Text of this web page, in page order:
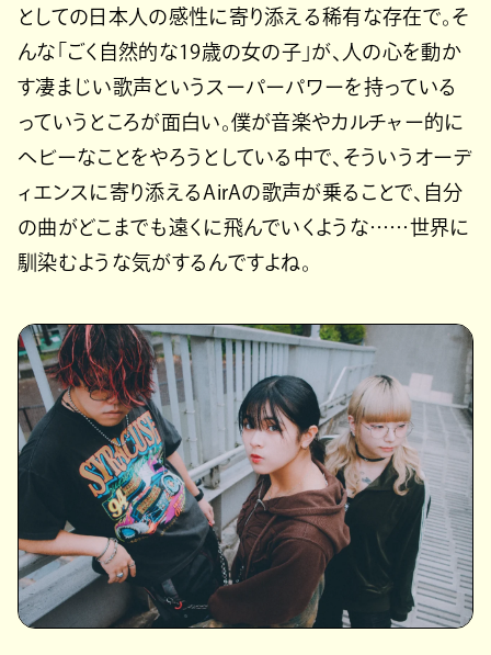
としての日本人の感性に寄り添える稀有な存在で。そ
んな「ごく自然的な19歳の女の子」が、人の心を動か
す凄まじい歌声というスーパーパワーを持っている
っていうところが面白い。僕が音楽やカルチャー的に
ヘビーなことをやろうとしている中で、そういうオーデ
ィエンスに寄り添えるAirAの歌声が乗ることで、自分
の曲がどこまでも遠くに飛んでいくような……世界に
馴染むような気がするんですよね。